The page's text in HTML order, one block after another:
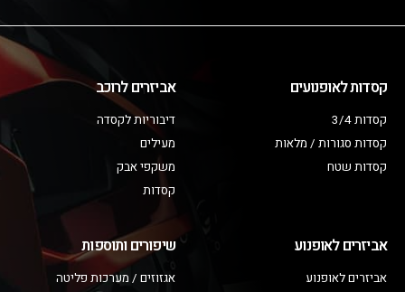
קסדות לאופנועים
קסדות 3/4
קסדות סגורות / מלאות
קסדות שטח
אביזרים לרוכב
דיבוריות לקסדה
מעילים
משקפי אבק
קסדות
אביזרים לאופנוע
אביזרים לאופנוע
שיפורים ותוספות
אגזוזים / מערכות פליטה